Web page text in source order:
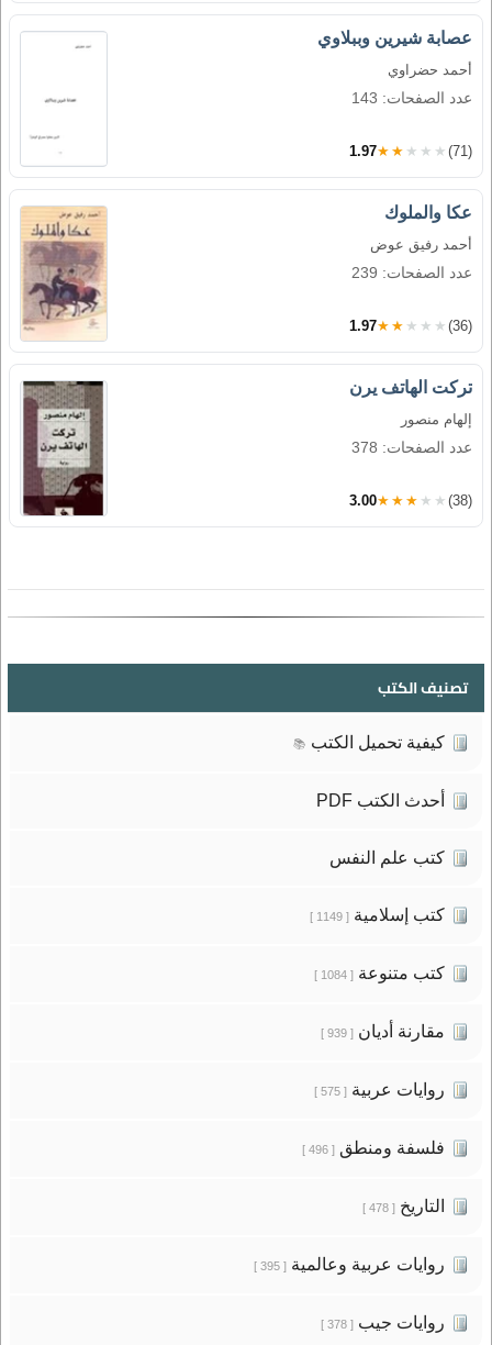
عصابة شيرين وببلاوي
أحمد حضراوي
عدد الصفحات: 143
1.97★★★★★ (71)
عكا والملوك
أحمد رفيق عوض
عدد الصفحات: 239
1.97★★★★★ (36)
تركت الهاتف يرن
إلهام منصور
عدد الصفحات: 378
3.00★★★★★ (38)
تصنيف الكتب
كيفية تحميل الكتب 📚
أحدث الكتب PDF
كتب علم النفس
كتب إسلامية[ 1149 ]
كتب متنوعة[ 1084 ]
مقارنة أديان[ 939 ]
روايات عربية[ 575 ]
فلسفة ومنطق[ 496 ]
التاريخ[ 478 ]
روايات عربية وعالمية[ 395 ]
روايات جيب[ 378 ]